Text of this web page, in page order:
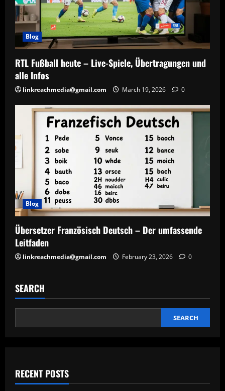
Blog
RTL Fußball heute – Live-Spiele, Übertragungen und
alle Infos
linkreachmedia@gmail.com March 19, 2026 0
Blog
Übersetzer Französisch Deutsch – Der umfassende
Leitfaden
linkreachmedia@gmail.com February 23, 2026 0
SEARCH
SEARCH
RECENT POSTS